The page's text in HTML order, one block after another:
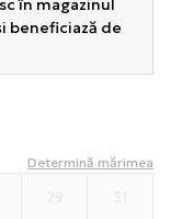
în magazinul
beneficiază de
Determină mărimea